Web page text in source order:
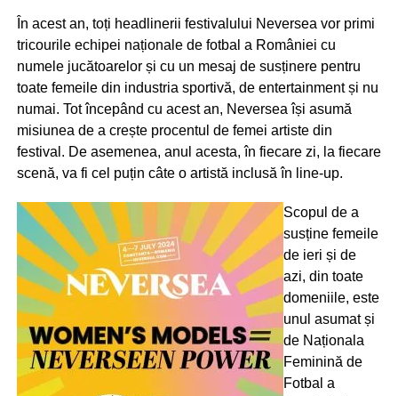
În acest an, toți headlinerii festivalului Neversea vor primi
tricourile echipei naționale de fotbal a României cu
numele jucătoarelor și cu un mesaj de susținere pentru
toate femeile din industria sportivă, de entertainment și nu
numai. Tot începând cu acest an, Neversea își asumă
misiunea de a crește procentul de femei artiste din
festival. De asemenea, anul acesta, în fiecare zi, la fiecare
scenă, va fi cel puțin câte o artistă inclusă în line-up.
Scopul de a
susține femeile
de ieri și de
azi, din toate
domeniile, este
unul asumat și
de Naționala
Feminină de
Fotbal a